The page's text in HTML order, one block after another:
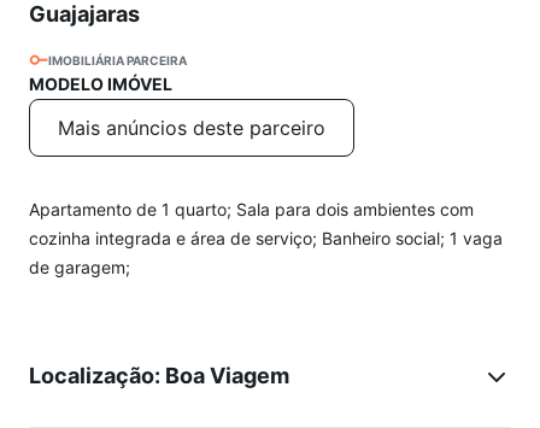
Guajajaras
IMOBILIÁRIA PARCEIRA
MODELO IMÓVEL
Mais anúncios deste parceiro
Apartamento de 1 quarto; Sala para dois ambientes com
cozinha integrada e área de serviço; Banheiro social; 1 vaga
de garagem;
Localização: Boa Viagem